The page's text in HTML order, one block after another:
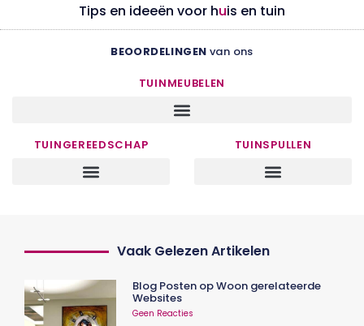
Tips en ideeën voor huis en tuin
BEOORDELINGEN van ons
TUINMEUBELEN
TUINGEREEDSCHAP TUINSPULLEN
Vaak Gelezen Artikelen
Blog Posten op Woon gerelateerde
Websites
Geen Reacties